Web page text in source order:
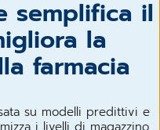
semplifica il
la
farmacia
su modelli predittivi e